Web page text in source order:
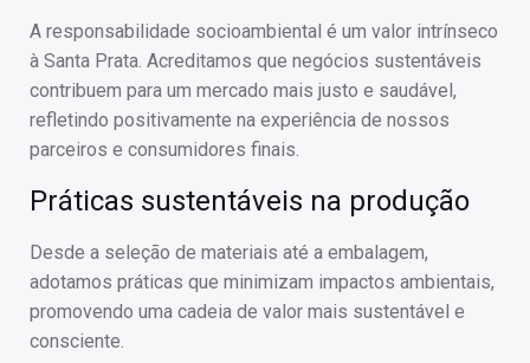
A responsabilidade socioambiental é um valor intrínseco
à Santa Prata. Acreditamos que negócios sustentáveis
contribuem para um mercado mais justo e saudável,
refletindo positivamente na experiência de nossos
parceiros e consumidores finais.
Práticas sustentáveis na produção
Desde a seleção de materiais até a embalagem,
adotamos práticas que minimizam impactos ambientais,
promovendo uma cadeia de valor mais sustentável e
consciente.